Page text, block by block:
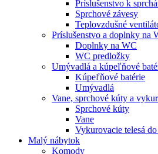
Príslušenstvo k
Sprchové závesy
Teplovzdušné
Príslušenstvo a doplnky na
Doplnky na WC
WC predložky
Umývadlá a kúpeľňové
Kúpeľňové batérie
Umývadlá
Vane, sprchové kúty a
Sprchové kúty
Vane
Vykurovacie telesá
Malý nábytok
Komody